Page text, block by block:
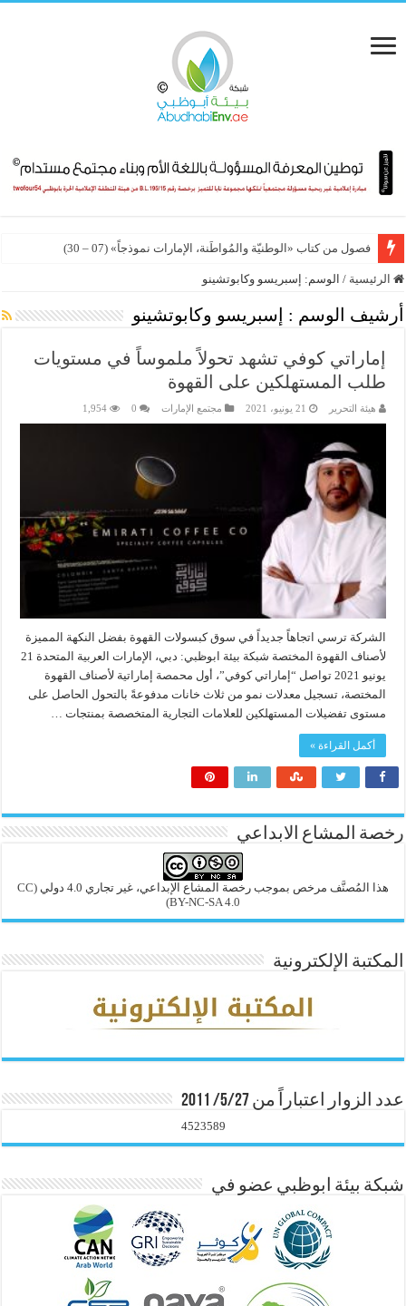
فصول من كتاب «الوطنيّة والمُواطَنة، الإمارات نموذجاً» (07 – 30)
الرئيسية / الوسم: إسبريسو وكابوتشينو
أرشيف الوسم : إسبريسو وكابوتشينو
إماراتي كوفي تشهد تحولاً ملموساً في مستويات
طلب المستهلكين على القهوة
هيئة التحرير 21 يونيو، 2021 مجتمع الإمارات 0
1,954
الشركة ترسي اتجاهاً جديداً في سوق كبسولات القهوة بفضل النكهة المميزة
لأصناف القهوة المختصة شبكة بيئة ابوظبي: دبي، الإمارات العربية المتحدة 21
يونيو 2021 تواصل “إماراتي كوفي”، أول محمصة إماراتية لأصناف القهوة
المختصة، تسجيل معدلات نمو من ثلاث خانات مدفوعةً بالتحول الحاصل على
مستوى تفضيلات المستهلكين للعلامات التجارية المتخصصة بمنتجات …
أكمل القراءة »
رخصة المشاع الابداعي
هذا المُصنَّف مرخص بموجب رخصة المشاع الإبداعي، غير تجاري 4.0 دولي
(CC
BY-NC-SA 4.0)
المكتبة الإلكترونية
عدد الزوار اعتباراً من 5/27/ 2011
4523589
شبكة بيئة ابوظبي عضو في